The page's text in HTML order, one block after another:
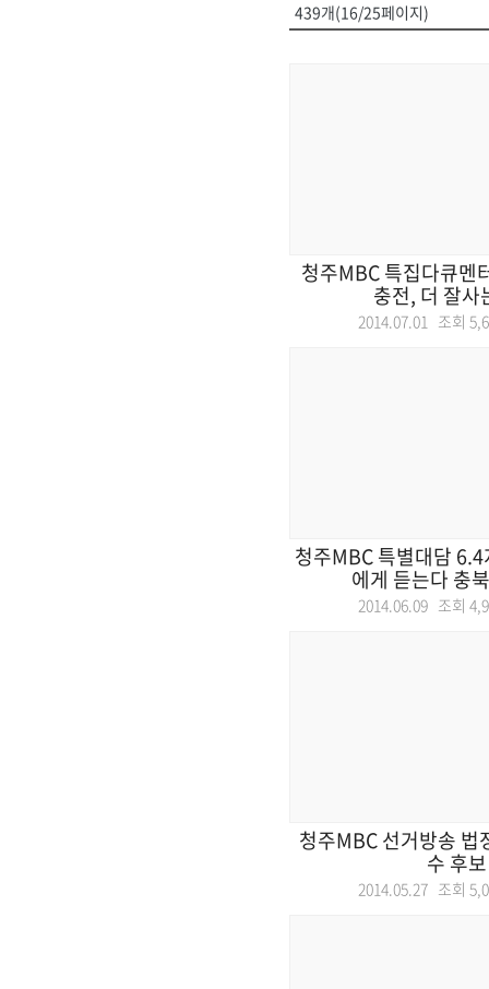
439개(16/25페이지)
청주MBC 특집다큐멘
충전, 더 잘사
2014.07.01 조회
청주MBC 특별대담
에게 듣는다 충
2014.06.09 조회
청주MBC 선거방송 법
수 후보
2014.05.27 조회